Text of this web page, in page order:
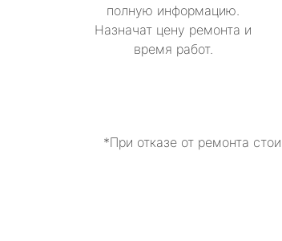
полную информацию.
Назначат цену ремонта и
время работ.
*При отказе от ремонта